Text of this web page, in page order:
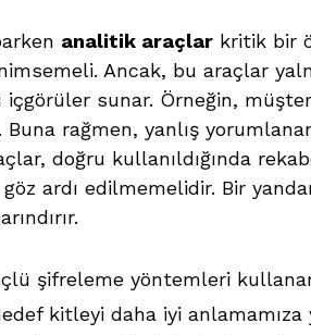
analitik araçlar kritik bir
Ancak, bu araçlar
içgörüler sunar. Örneğin,
rağmen, yanlış
doğru kullanıldığında
ardı edilmemelidir. Bir
şifreleme yöntemleri
kitleyi daha iyi anlamamıza